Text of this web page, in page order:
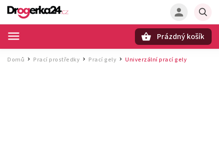
Prázdný košík
Domů / Prací prostředky / Prací gely / Univerzální prací gely